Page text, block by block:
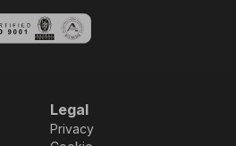
Legal
Privacy